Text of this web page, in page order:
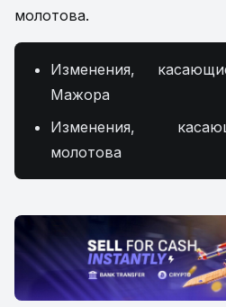
молотова.
Изменения,
Мажора
Изменения,
молотова